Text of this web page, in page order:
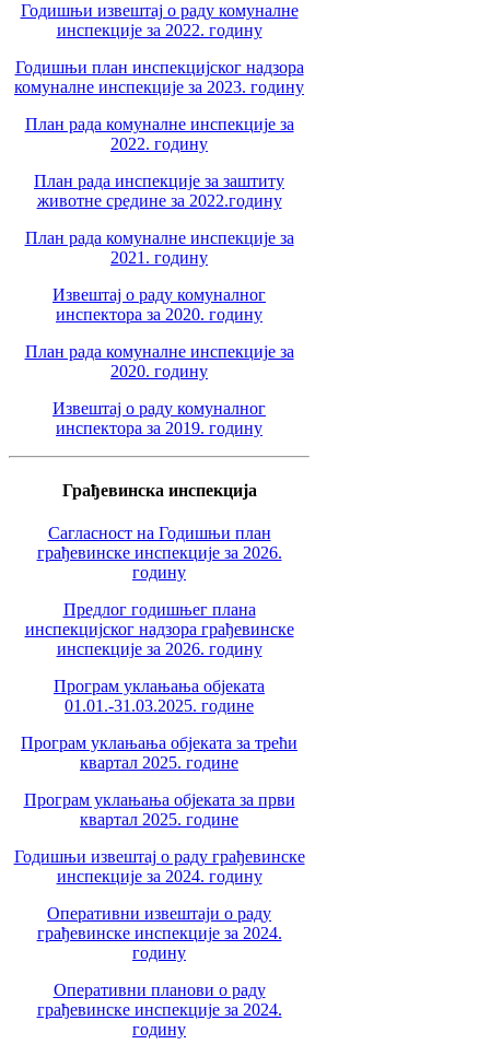
Годишњи извештај о раду комуналне
инспекције за 2022. годину
Годишњи план инспекцијског надзора
комуналне инспекције за 2023. годину
План рада комуналне инспекције за
2022. годину
План рада инспекције за заштиту
животне средине за 2022.годину
План рада комуналне инспекције за
2021. годину
Извештај о раду комуналног
инспектора за 2020. годину
План рада комуналне инспекције за
2020. годину
Извештај о раду комуналног
инспектора за 2019. годину
Грађевинска инспекција
Сагласност на Годишњи план
грађевинске инспекције за 2026.
годину
Предлог годишњег плана
инспекцијског надзора грађевинске
инспекције за 2026. годину
Програм уклањања објеката
01.01.-31.03.2025. године
Програм уклањања објеката за трећи
квартал 2025. године
Програм уклањања објеката за први
квартал 2025. године
Годишњи извештај о раду грађевинске
инспекције за 2024. годину
Оперативни извештаји о раду
грађевинске инспекције за 2024.
годину
Оперативни планови о раду
грађевинске инспекције за 2024.
годину